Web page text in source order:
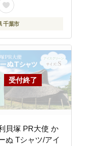
千葉市
貝塚 PR大使 か
ぬ Tシャツ/アイ